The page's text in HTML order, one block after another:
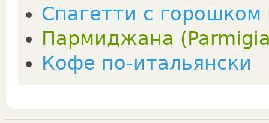
Спагетти с горошком
Пармиджана
Кофе по-итальянски